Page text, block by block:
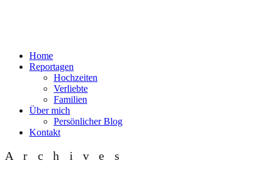
Home
Reportagen
Hochzeiten
Verliebte
Familien
Über mich
Persönlicher Blog
Kontakt
Archives